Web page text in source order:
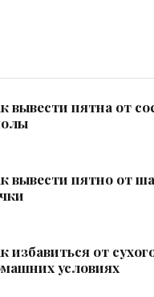
вывести пятна от
вывести пятно от
избавиться от
условиях